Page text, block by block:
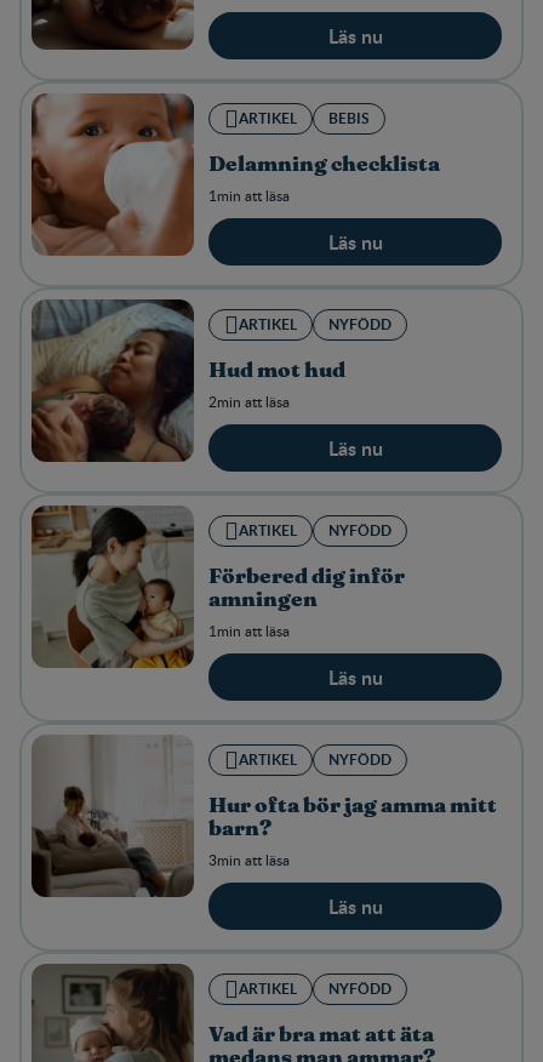
Läs nu
ARTIKEL BEBIS
Delamning checklista
1min att läsa
Läs nu
ARTIKEL NYFÖDD
Hud mot hud
2min att läsa
Läs nu
ARTIKEL NYFÖDD
Förbered dig inför
amningen
1min att läsa
Läs nu
ARTIKEL NYFÖDD
Hur ofta bör jag amma mitt
barn?
3min att läsa
Läs nu
ARTIKEL NYFÖDD
Vad är bra mat att äta